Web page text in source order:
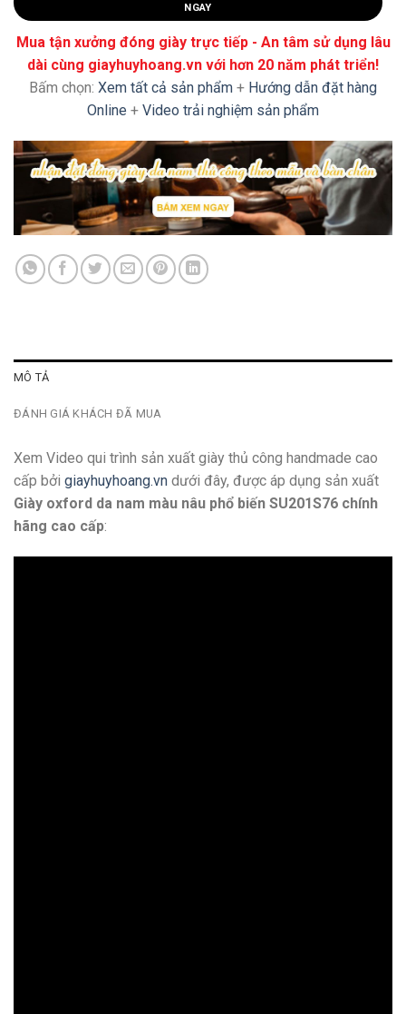
NGAY
Mua tận xưởng đóng giày trực tiếp - An tâm sử dụng lâu
dài cùng giayhuyhoang.vn với hơn 20 năm phát triển!
Bấm chọn: Xem tất cả sản phẩm + Hướng dẫn đặt hàng
Online + Video trải nghiệm sản phẩm
MÔ TẢ
ĐÁNH GIÁ KHÁCH ĐÃ MUA
Xem Video qui trình sản xuất giày thủ công handmade cao
cấp bởi giayhuyhoang.vn dưới đây, được áp dụng sản xuất
Giày oxford da nam màu nâu phổ biến SU201S76 chính
hãng cao cấp: